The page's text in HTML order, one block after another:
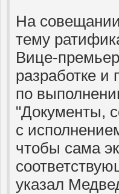
На
тему
Вице-
разработке
по
"Документы,
с
чтобы сама
указал